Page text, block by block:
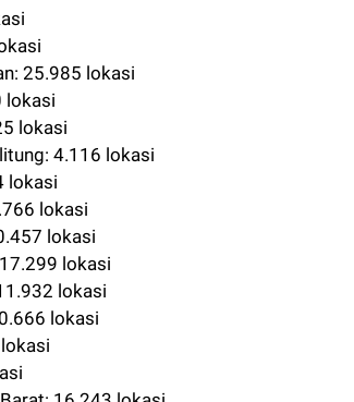
25.985 lokasi
lokasi
4.116 lokasi
lokasi
lokasi
lokasi
lokasi
lokasi
lokasi